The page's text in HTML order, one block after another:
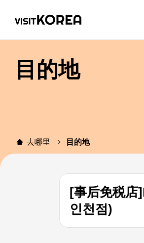
目的地
去哪里 目的地
[事后免税店
인천점)